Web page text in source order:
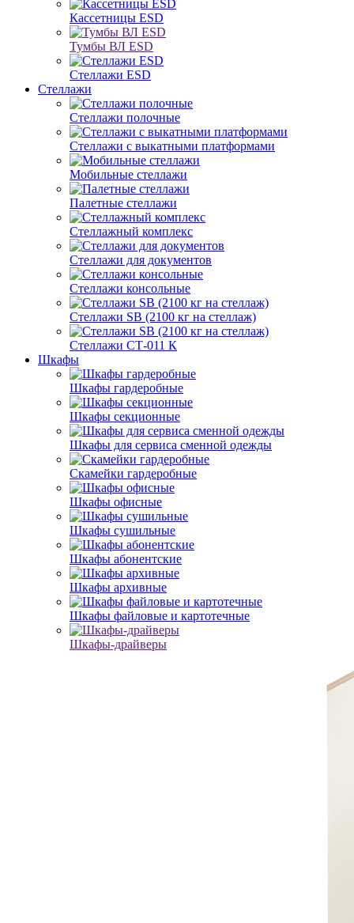
Кассетницы ESD
Тумбы ВЛ ESD
Стеллажи ESD
Стеллажи
Стеллажи полочные
Стеллажи с выкатными платформами
Мобильные стеллажи
Палетные стеллажи
Стеллажный комплекс
Стеллажи для документов
Стеллажи консольные
Стеллажи SB (2100 кг на стеллаж)
Стеллажи СТ-011 К
Шкафы
Шкафы гардеробные
Шкафы секционные
Шкафы для сервиса сменной одежды
Скамейки гардеробные
Шкафы офисные
Шкафы сушильные
Шкафы абонентские
Шкафы архивные
Шкафы файловые и картотечные
Шкафы-драйверы